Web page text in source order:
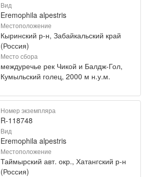
Вид
Eremophila alpestris
Местоположение
Кыринский р-н, Забайкальский край
(Россия)
Место сбора
междуречье рек Чикой и Балдж-Гол,
Кумыльский голец, 2000 м н.у.м.
Номер экземпляра
R-118748
Вид
Eremophila alpestris
Местоположение
Таймырский авт. окр., Хатангский р-н
(Россия)